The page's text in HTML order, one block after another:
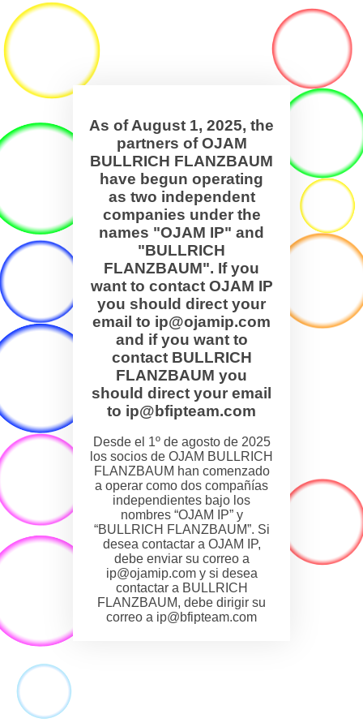
As of August 1, 2025, the
partners of OJAM
BULLRICH FLANZBAUM
have begun operating
as two independent
companies under the
names "OJAM IP" and
"BULLRICH
FLANZBAUM". If you
want to contact OJAM IP
you should direct your
email to ip@ojamip.com
and if you want to
contact BULLRICH
FLANZBAUM you
should direct your email
to ip@bfipteam.com
Desde el 1º de agosto de 2025
los socios de OJAM BULLRICH
FLANZBAUM han comenzado
a operar como dos compañías
independientes bajo los
nombres “OJAM IP” y
“BULLRICH FLANZBAUM”. Si
desea contactar a OJAM IP,
debe enviar su correo a
ip@ojamip.com y si desea
contactar a BULLRICH
FLANZBAUM, debe dirigir su
correo a ip@bfipteam.com